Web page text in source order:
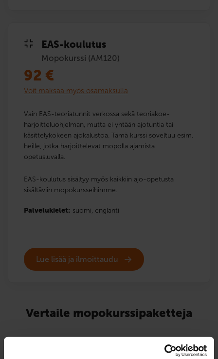
EAS-koulutus
Mopokurssi (AM120)
92 €
Voit maksaa myös osamaksulla
Vain EAS-teoriatunnit verkossa sekä teoriakoe­
harjoittelu­ohjelman, mutta ei yhtään ajotuntia tai
käsittelykokeen ajokalustoa. Tämä kurssi soveltuu esim.
heille, jotka harjoittelevat mopolla ajamista
opetusluvalla.
EAS-koulutus sisältyy myös kaikkiin ajo-opetusta
sisältäviin mopokursseihimme.
Palvelukielet: suomi, englanti
Lue lisää ja ilmoittaudu
Vertaile mopokurssipaketteja